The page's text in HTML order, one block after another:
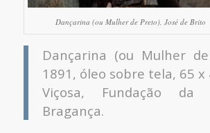
Dançarina (ou Mulher de Preto), José de Brito
Dançarina (ou Mulher
1891, óleo sobre tela, 65 x
Viçosa, Fundação da
Bragança.